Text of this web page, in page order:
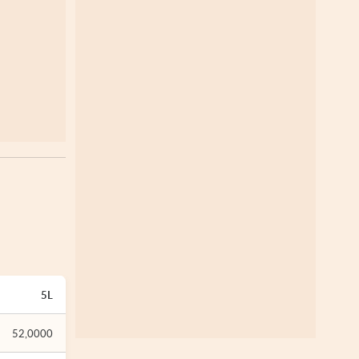
5L
52,0000